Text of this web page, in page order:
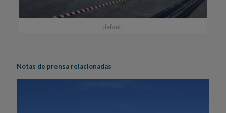
default
Notas de prensa relacionadas